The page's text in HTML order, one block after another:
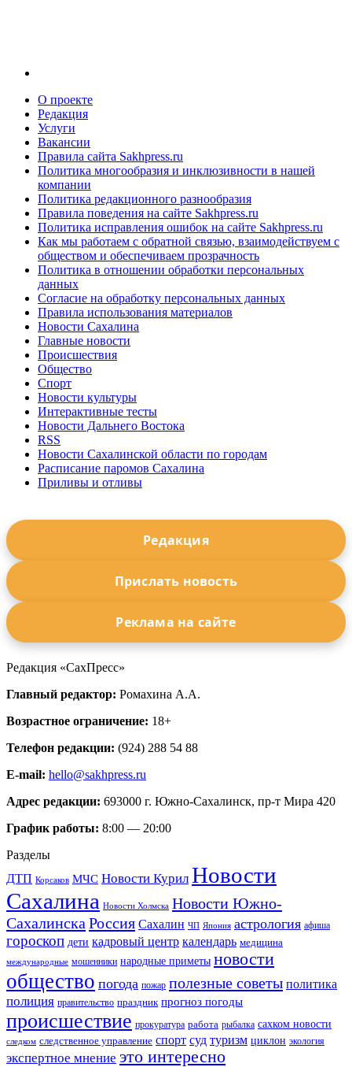
О проекте
Редакция
Услуги
Вакансии
Правила сайта Sakhpress.ru
Политика многообразия и инклюзивности в нашей
компании
Политика редакционного разнообразия
Правила поведения на сайте Sakhpress.ru
Политика исправления ошибок на сайте Sakhpress.ru
Как мы работаем с обратной связью, взаимодействуем с
обществом и обеспечиваем прозрачность
Политика в отношении обработки персональных
данных
Согласие на обработку персональных данных
Правила использования материалов
Новости Сахалина
Главные новости
Происшествия
Общество
Спорт
Новости культуры
Интерактивные тесты
Новости Дальнего Востока
RSS
Новости Сахалинской области по городам
Расписание паромов Сахалина
Приливы и отливы
Редакция
Прислать новость
Реклама на сайте
Редакция «СахПресс»
Главный редактор: Ромахина А.А.
Возрастное ограничение: 18+
Телефон редакции: (924) 288 54 88
E-mail: hello@sakhpress.ru
Адрес редакции: 693000 г. Южно-Сахалинск, пр-т Мира 420
График работы: 8:00 — 20:00
Разделы
ДТП Корсаков МЧС Новости Курил Новости
Сахалина Новости Холмска Новости Южно-
Сахалинска Россия Сахалин ЧП Япония астрология афиша
гороскоп дети кадровый центр календарь медицина
международные мошенники народные приметы новости
общество погода пожар полезные советы политика
полиция правительство праздник прогноз погоды
происшествие прокуратура работа рыбалка сахком новости
следком следственное управление спорт суд туризм циклон экология
экспертное мнение это интересно